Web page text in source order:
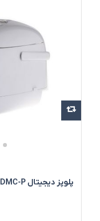
پلوپز ديجيتال DMC-P پارس خزر